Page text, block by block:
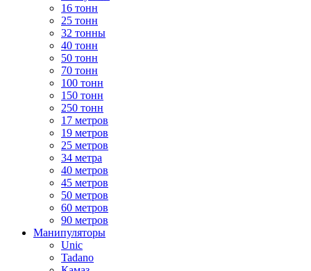
16 тонн
25 тонн
32 тонны
40 тонн
50 тонн
70 тонн
100 тонн
150 тонн
250 тонн
17 метров
19 метров
25 метров
34 метра
40 метров
45 метров
50 метров
60 метров
90 метров
Манипуляторы
Unic
Tadano